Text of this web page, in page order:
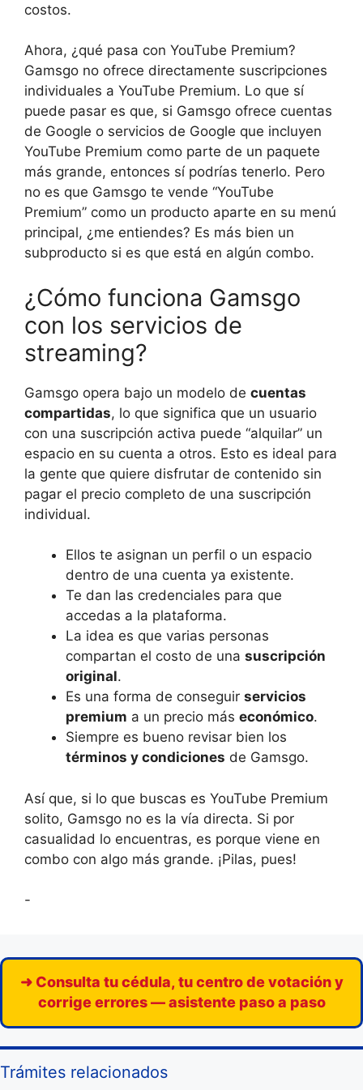
costos.
Ahora, ¿qué pasa con YouTube Premium?
Gamsgo no ofrece directamente suscripciones
individuales a YouTube Premium. Lo que sí
puede pasar es que, si Gamsgo ofrece cuentas
de Google o servicios de Google que incluyen
YouTube Premium como parte de un paquete
más grande, entonces sí podrías tenerlo. Pero
no es que Gamsgo te vende “YouTube
Premium” como un producto aparte en su menú
principal, ¿me entiendes? Es más bien un
subproducto si es que está en algún combo.
¿Cómo funciona Gamsgo
con los servicios de
streaming?
Gamsgo opera bajo un modelo de cuentas
compartidas, lo que significa que un usuario
con una suscripción activa puede “alquilar” un
espacio en su cuenta a otros. Esto es ideal para
la gente que quiere disfrutar de contenido sin
pagar el precio completo de una suscripción
individual.
Ellos te asignan un perfil o un espacio
dentro de una cuenta ya existente.
Te dan las credenciales para que
accedas a la plataforma.
La idea es que varias personas
compartan el costo de una suscripción
original.
Es una forma de conseguir servicios
premium a un precio más económico.
Siempre es bueno revisar bien los
términos y condiciones de Gamsgo.
Así que, si lo que buscas es YouTube Premium
solito, Gamsgo no es la vía directa. Si por
casualidad lo encuentras, es porque viene en
combo con algo más grande. ¡Pilas, pues!
-
➜ Consulta tu cédula, tu centro de votación y
corrige errores — asistente paso a paso
Trámites relacionados